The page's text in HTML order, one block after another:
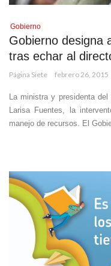
Gobierno
Gobierno designa
tras echar al
Página Siete febrero 26, 2015
La ministra y presidenta
Larisa Fuentes, la
manejo de recursos. El